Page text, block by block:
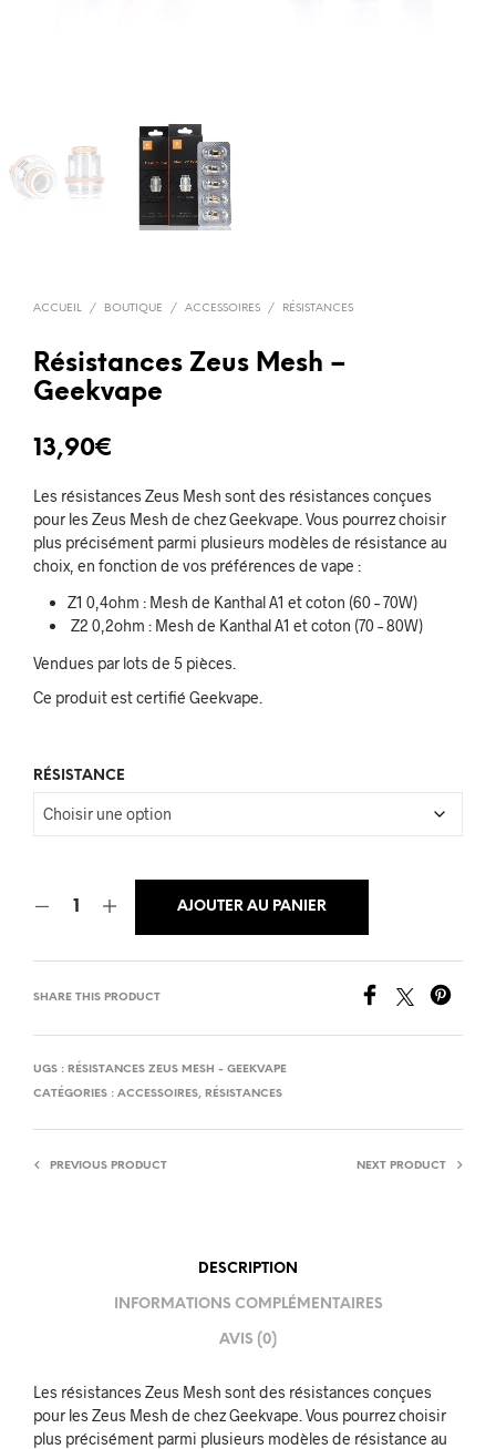
ACCUEIL / BOUTIQUE / ACCESSOIRES / RÉSISTANCES
Résistances Zeus Mesh –
Geekvape
13,90€
Les résistances Zeus Mesh sont des résistances conçues
pour les Zeus Mesh de chez Geekvape. Vous pourrez choisir
plus précisément parmi plusieurs modèles de résistance au
choix, en fonction de vos préférences de vape :
Z1 0,4ohm : Mesh de Kanthal A1 et coton (60 – 70W)
Z2 0,2ohm : Mesh de Kanthal A1 et coton (70 – 80W)
Vendues par lots de 5 pièces.
Ce produit est certifié Geekvape.
RÉSISTANCE
AJOUTER AU PANIER
SHARE THIS PRODUCT
UGS : RÉSISTANCES ZEUS MESH - GEEKVAPE
CATÉGORIES : ACCESSOIRES, RÉSISTANCES
PREVIOUS PRODUCT NEXT PRODUCT
DESCRIPTION
INFORMATIONS COMPLÉMENTAIRES
AVIS (0)
Les résistances Zeus Mesh sont des résistances conçues
pour les Zeus Mesh de chez Geekvape. Vous pourrez choisir
plus précisément parmi plusieurs modèles de résistance au